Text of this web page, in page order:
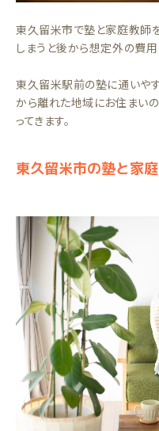
東久留米市で塾と家庭教師
しまうと後から想定外の費用
東久留米駅前の塾に通いや
から離れた地域にお住まい
ってきます。
東久留米市の塾と家